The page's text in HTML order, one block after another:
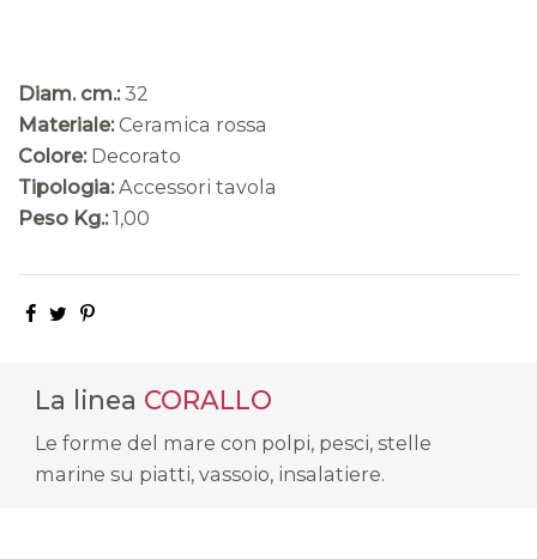
Diam. cm.: 32
Materiale: Ceramica rossa
Colore: Decorato
Tipologia: Accessori tavola
Peso Kg.: 1,00
La linea CORALLO
Le forme del mare con polpi, pesci, stelle
marine su piatti, vassoio, insalatiere.